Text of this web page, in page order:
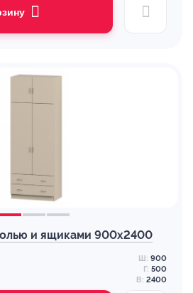
и ящиками 900х2400
Ш: 900
Г: 500
В: 2400